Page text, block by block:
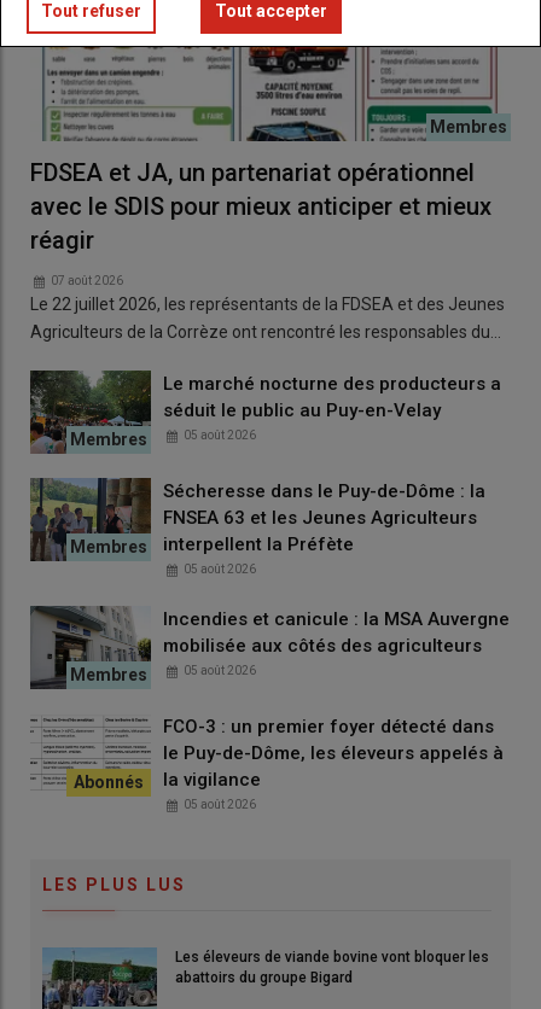
FDSEA et JA, un partenariat opérationnel
avec le SDIS pour mieux anticiper et mieux
réagir
07 août 2026
Le 22 juillet 2026, les représentants de la FDSEA et des Jeunes
Agriculteurs de la Corrèze ont rencontré les responsables du…
Le marché nocturne des producteurs a
séduit le public au Puy-en-Velay
05 août 2026
Sécheresse dans le Puy-de-Dôme : la
FNSEA 63 et les Jeunes Agriculteurs
interpellent la Préfète
05 août 2026
Incendies et canicule : la MSA Auvergne
mobilisée aux côtés des agriculteurs
05 août 2026
FCO-3 : un premier foyer détecté dans
le Puy-de-Dôme, les éleveurs appelés à
la vigilance
05 août 2026
LES PLUS LUS
Les éleveurs de viande bovine vont bloquer les
abattoirs du groupe Bigard
Tout refuser Tout accepter